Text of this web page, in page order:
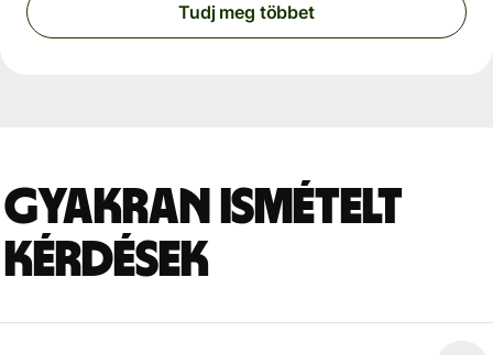
Tudj meg többet
Gyakran ismételt
kérdések